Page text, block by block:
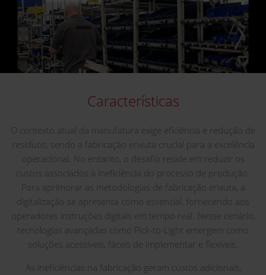
Características
O contexto atual da manufatura exige eficiência e redução de
resíduos, sendo a fabricação enxuta crucial para a excelência
operacional. No entanto, o desafio reside em reduzir os
custos associados à ineficiência do processo de produção.
Para aprimorar as metodologias de fabricação enxuta, a
digitalização se apresenta como essencial, fornecendo aos
operadores instruções digitais em tempo real. Nesse cenário,
tecnologias avançadas como Pick-to-Light emergem como
soluções acessíveis, fáceis de implementar e flexíveis.
As ineficiências na fabricação geram custos adicionais,